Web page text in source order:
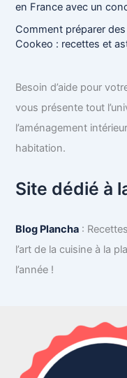
en France avec un
Comment préparer
Cookeo : recettes et
Besoin d’aide pour
vous présente tout
l’aménagement
habitation.
Site dédié à
Blog Plancha :
l’art de la cuisine à la
l’année !